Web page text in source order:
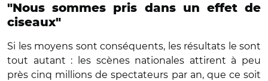
"Nous sommes pris dans un effet de
ciseaux"
Si les moyens sont conséquents, les résultats le sont
tout autant : les scènes nationales attirent à peu
près cinq millions de spectateurs par an, que ce soit